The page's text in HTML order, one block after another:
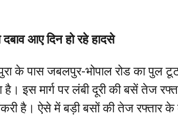
दबाव आए दिन हो रहे हादसे
के पास जबलपुर-भोपाल रोड का पुल
है। इस मार्ग पर लंबी दूरी की बसें तेज
है। ऐसे में बड़ी बसों की तेज रफ्तार के